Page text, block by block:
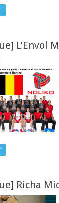
L’Envol
Richa